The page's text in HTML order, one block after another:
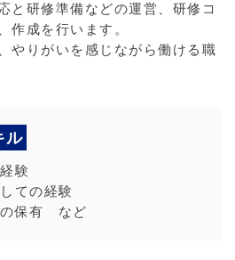
と研修準備などの運営、研修コ
作成を行います。
やりがいを感じながら働ける職
ル
験
ての経験
の保有 など